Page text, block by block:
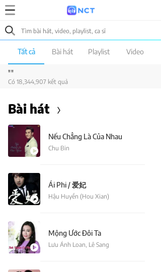
Tất cả Bài hát Playlist Video
""
Có 18,344,907 kết quả
Bài hát
Nếu Chẳng Là Của Nhau
Chu Bin
Ái Phi / 爱妃
Hậu Huyền (Hou Xian)
Mộng Ước Đôi Ta
Lưu Ánh Loan, Lê Sang